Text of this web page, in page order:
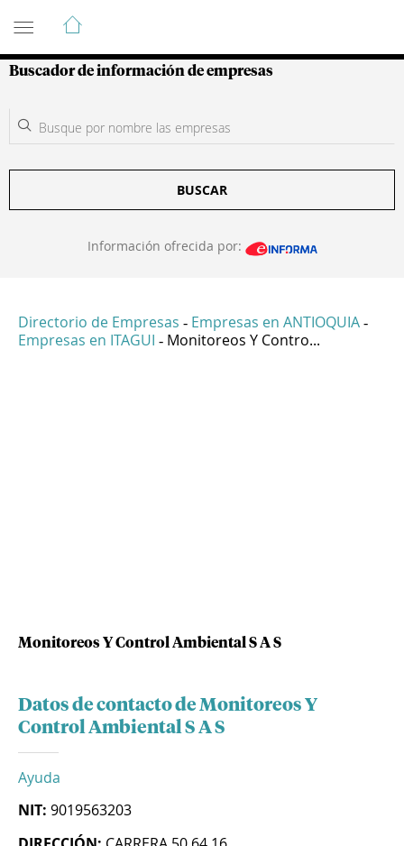
Guía de Empresas Colombianas
Buscador de información de empresas
BUSCAR
Información ofrecida por:
Directorio de Empresas - Empresas en ANTIOQUIA -
Empresas en ITAGUI - Monitoreos Y Contro...
Monitoreos Y Control Ambiental S A S
Datos de contacto de Monitoreos Y
Control Ambiental S A S
Ayuda
NIT: 9019563203